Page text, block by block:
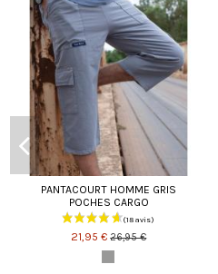
PANTACOURT HOMME GRIS
POCHES CARGO
21,95 €26,95 €